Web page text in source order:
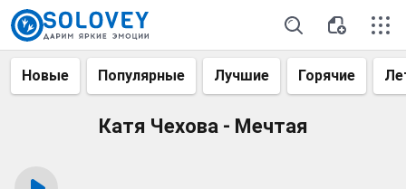
Новые Популярные Лучшие Горячие
Катя Чехова - Мечтая